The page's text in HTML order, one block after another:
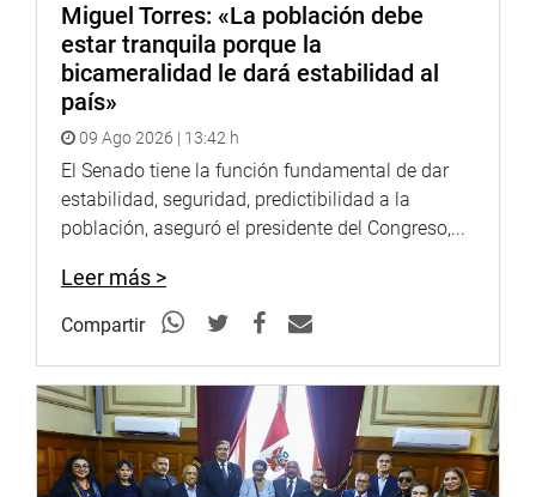
PRENSA-CONGRESO
Puede encontrar más información en nuestra página web
y redes sociales.
Heraldo:goo.gl/Ty5Tto
https://goo.gl/s5t7XN
YouTube:https://goo.gl/VBXBNk
Radio:goo.gl/hMwTg1
fotografia.congreso.gob.pe
Miguel Torres: «La población debe
estar tranquila porque la
bicameralidad le dará estabilidad al
país»
09 Ago 2026 | 13:42 h
El Senado tiene la función fundamental de dar
estabilidad, seguridad, predictibilidad a la
población, aseguró el presidente del Congreso,...
Leer más >
Compartir